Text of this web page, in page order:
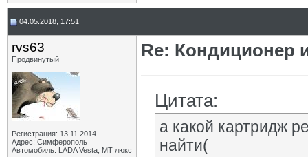
04.05.2018, 17:51
rvs63
Продвинутый
Регистрация: 13.11.2014
Адрес: Симферополь
Автомобиль: LADA Vesta, МТ люкс
Re: Кондиционер
Цитата:
а какой картридж
найти(